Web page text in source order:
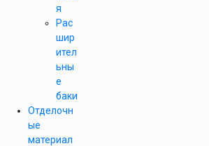
я
Рас
шир
ител
ьны
е
баки
Отделочн
ые
материал